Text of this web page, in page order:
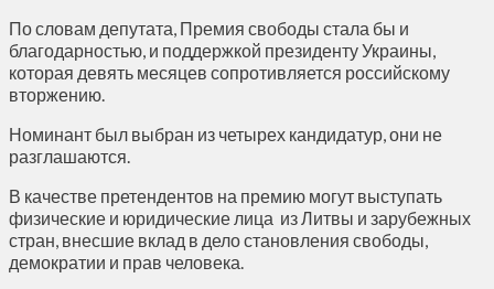
По словам депутата, Премия свободы стала бы и
благодарностью, и поддержкой президенту Украины,
которая девять месяцев сопротивляется российскому
вторжению.
Номинант был выбран из четырех кандидатур, они не
разглашаются.
В качестве претендентов на премию могут выступать
физические и юридические лица из Литвы и зарубежных
стран, внесшие вклад в дело становления свободы,
демократии и прав человека.